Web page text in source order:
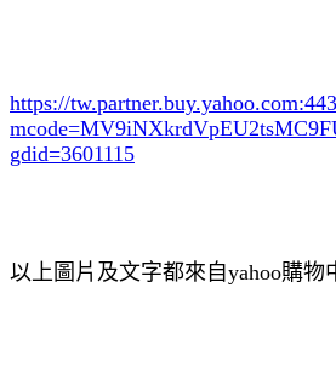
https://
gdid=3601115
以上圖片及文字都來自yahoo購物